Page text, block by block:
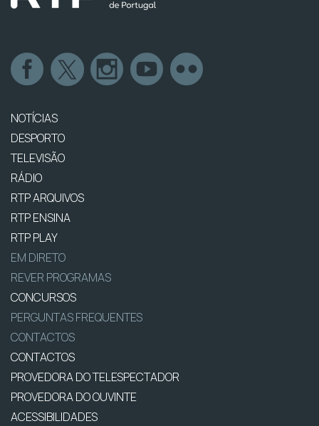
NOTÍCIAS
DESPORTO
TELEVISÃO
RÁDIO
RTP ARQUIVOS
RTP ENSINA
RTP PLAY
EM DIRETO
REVER PROGRAMAS
CONCURSOS
PERGUNTAS FREQUENTES
CONTACTOS
CONTACTOS
PROVEDORA DO TELESPECTADOR
PROVEDORA DO OUVINTE
ACESSIBILIDADES